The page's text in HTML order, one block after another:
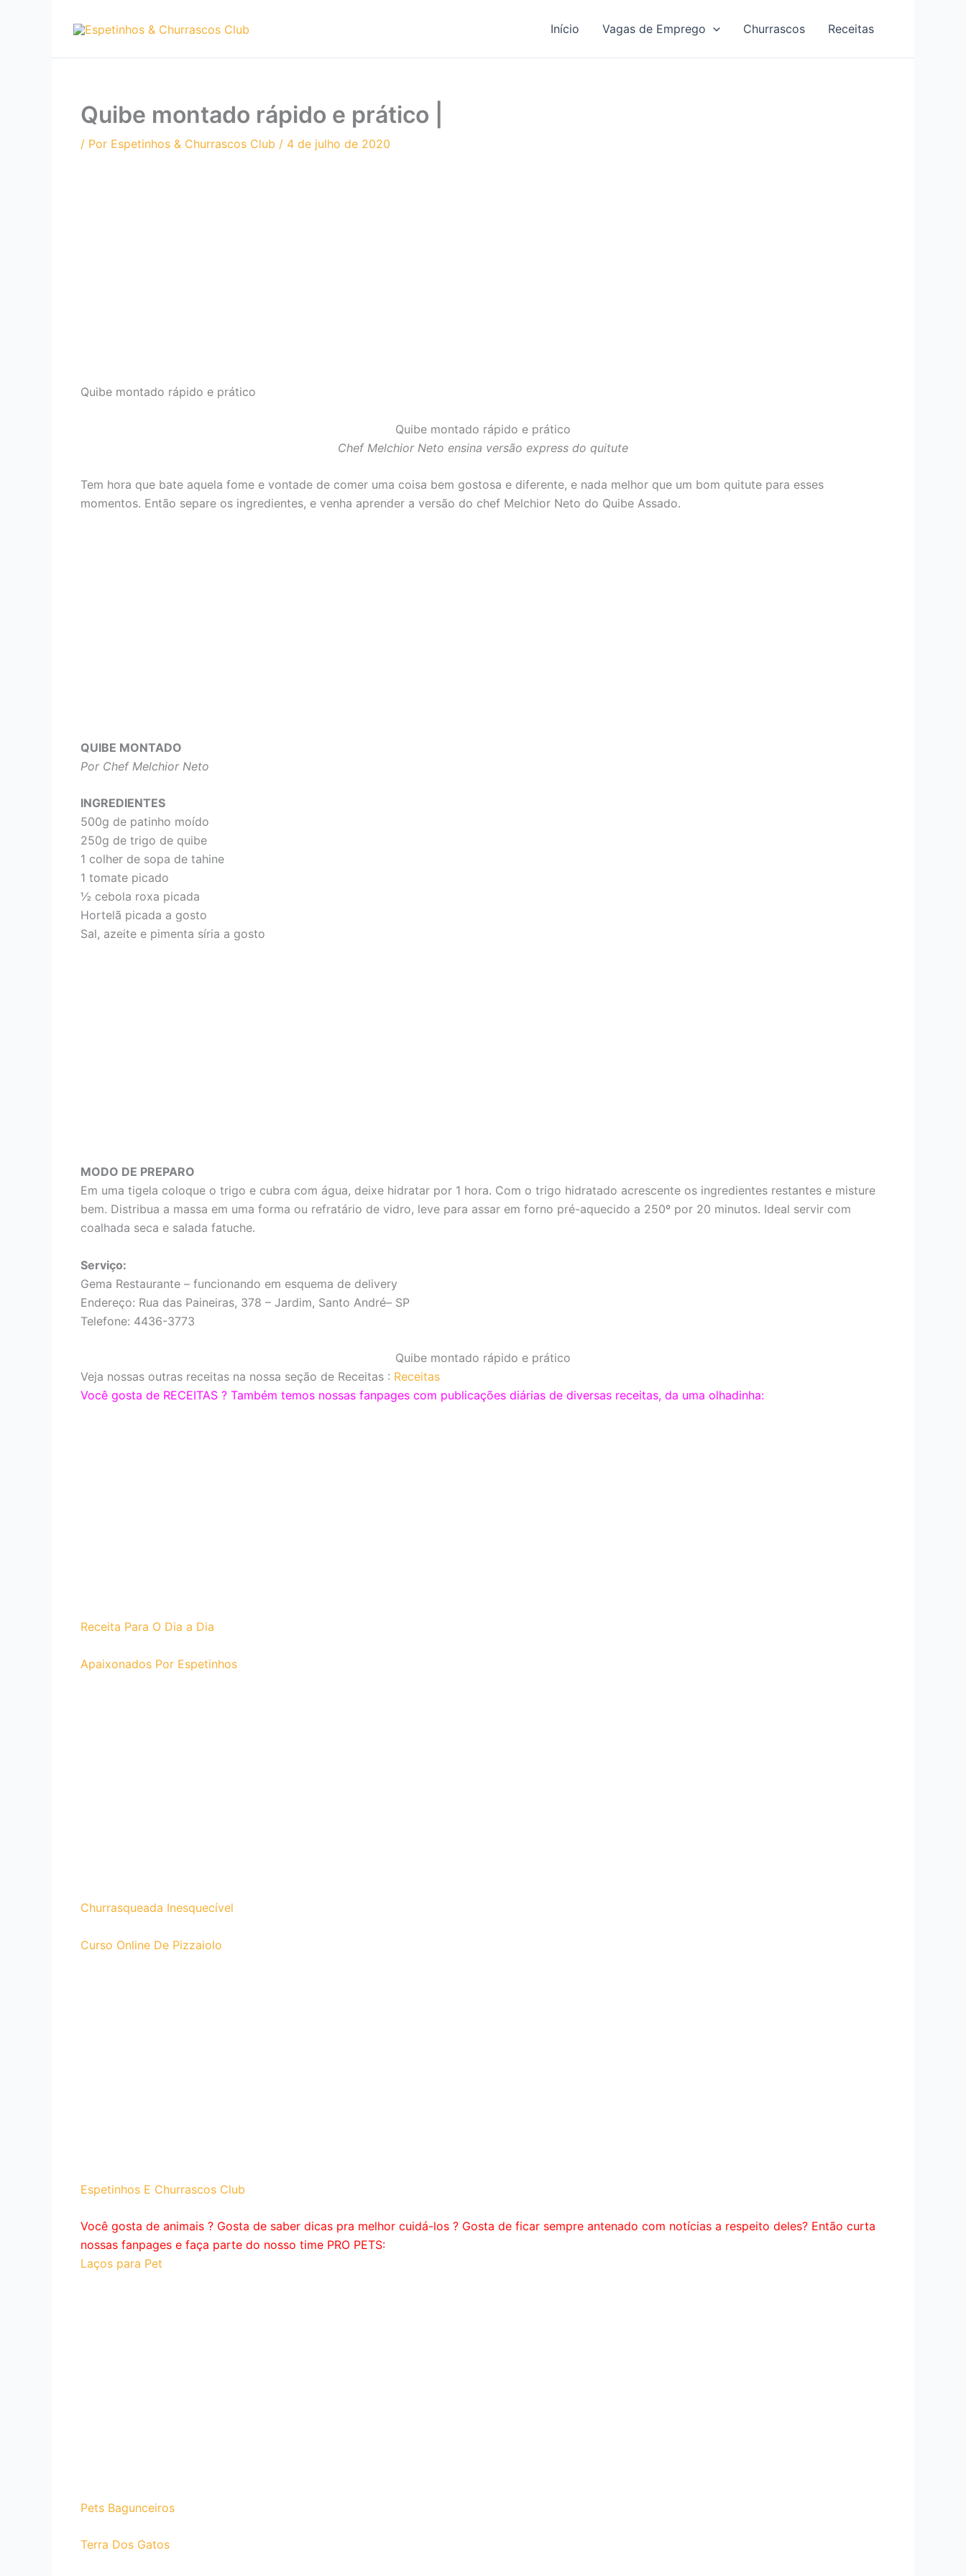
Início Vagas de Emprego Churrascos Receitas
Quibe montado rápido e prático |
/ Por Espetinhos & Churrascos Club / 4 de julho de 2020
Quibe montado rápido e prático
Quibe montado rápido e prático
Chef Melchior Neto ensina versão express do quitute
Tem hora que bate aquela fome e vontade de comer uma coisa bem gostosa e diferente, e nada melhor que um bom quitute para esses
momentos. Então separe os ingredientes, e venha aprender a versão do chef Melchior Neto do Quibe Assado.
QUIBE MONTADO
Por Chef Melchior Neto
INGREDIENTES
500g de patinho moído
250g de trigo de quibe
1 colher de sopa de tahine
1 tomate picado
½ cebola roxa picada
Hortelã picada a gosto
Sal, azeite e pimenta síria a gosto
MODO DE PREPARO
Em uma tigela coloque o trigo e cubra com água, deixe hidratar por 1 hora. Com o trigo hidratado acrescente os ingredientes restantes e misture
bem. Distribua a massa em uma forma ou refratário de vidro, leve para assar em forno pré-aquecido a 250º por 20 minutos. Ideal servir com
coalhada seca e salada fatuche.
Serviço:
Gema Restaurante – funcionando em esquema de delivery
Endereço: Rua das Paineiras, 378 – Jardim, Santo André– SP
Telefone: 4436-3773
Quibe montado rápido e prático
Veja nossas outras receitas na nossa seção de Receitas : Receitas
Você gosta de RECEITAS ? Também temos nossas fanpages com publicações diárias de diversas receitas, da uma olhadinha:
Receita Para O Dia a Dia
Apaixonados Por Espetinhos
Churrasqueada Inesquecível
Curso Online De Pizzaiolo
Espetinhos E Churrascos Club
Você gosta de animais ? Gosta de saber dicas pra melhor cuidá-los ? Gosta de ficar sempre antenado com notícias a respeito deles? Então curta
nossas fanpages e faça parte do nosso time PRO PETS:
Laços para Pet
Pets Bagunceiros
Terra Dos Gatos